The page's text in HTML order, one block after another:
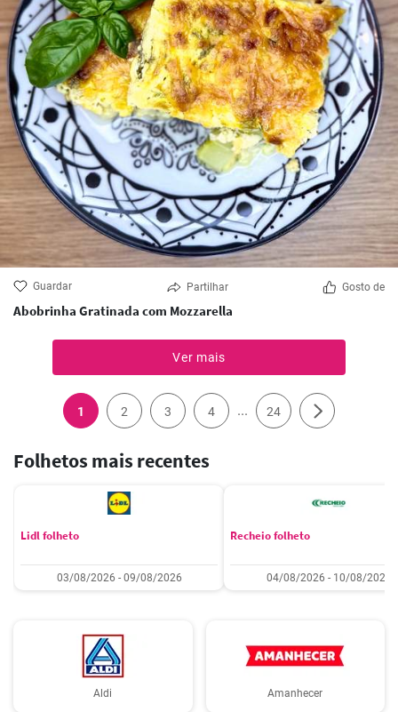
Guardar Partilhar Gosto de
Abobrinha Gratinada com Mozzarella
Ver mais
1 2 3 4 ... 24
Folhetos mais recentes
Lidl folheto
03/08/2026 - 09/08/2026
Recheio folheto
04/08/2026 - 10/08/2026
Aldi Amanhecer